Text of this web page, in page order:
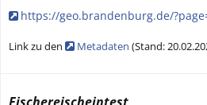
https://geo.brandenburg.de/
Link zu den Metadaten (Stand: